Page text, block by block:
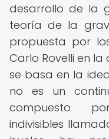
desarrollo de la
teoría de la
propuesta por
Carlo Rovelli en la
se basa en la
no es un
compuesto
indivisibles